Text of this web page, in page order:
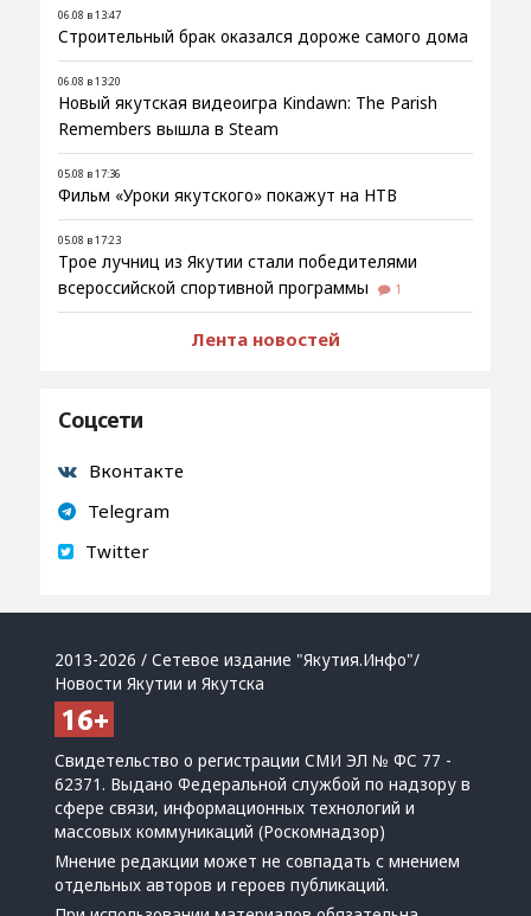
06.08 в 13:47
Строительный брак оказался дороже самого дома
06.08 в 13:20
Новый якутская видеоигра Kindawn: The Parish
Remembers вышла в Steam
05.08 в 17:36
Фильм «Уроки якутского» покажут на НТВ
05.08 в 17:23
Трое лучниц из Якутии стали победителями
всероссийской спортивной программы
1
Лента новостей
Соцсети
Вконтакте
Telegram
Twitter
2013-2026 / Сетевое издание "Якутия.Инфо"/
Новости Якутии и Якутска
Свидетельство о регистрации СМИ ЭЛ № ФС 77 -
62371. Выдано Федеральной службой по надзору в
сфере связи, информационных технологий и
массовых коммуникаций (Роскомнадзор)
Мнение редакции может не совпадать с мнением
отдельных авторов и героев публикаций.